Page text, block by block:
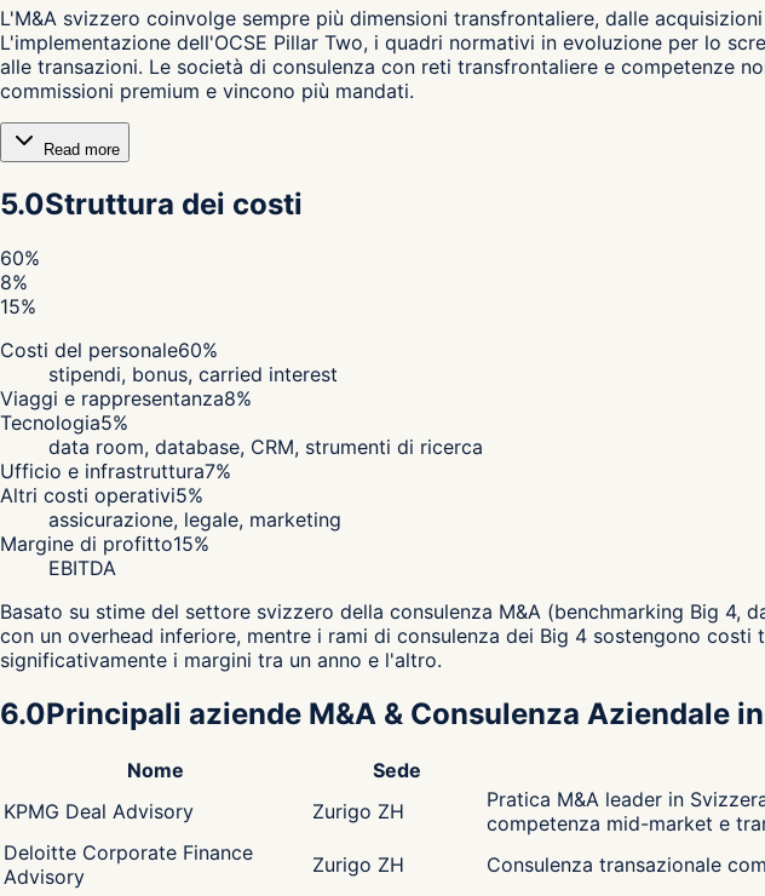
L'M&A svizzero coinvolge sempre più dimensioni transfrontaliere, dalle
L'implementazione dell'OCSE Pillar Two, i quadri normativi in evoluzione per lo
alle transazioni. Le società di consulenza con reti transfrontaliere e competenze
commissioni premium e vincono più mandati.
Read more
5.0Struttura dei costi
60%
8%
15%
Costi del personale60%
stipendi, bonus, carried interest
Viaggi e rappresentanza8%
Tecnologia5%
data room, database, CRM, strumenti di ricerca
Ufficio e infrastruttura7%
Altri costi operativi5%
assicurazione, legale, marketing
Margine di profitto15%
EBITDA
Basato su stime del settore svizzero della consulenza M&A (benchmarking Big
con un overhead inferiore, mentre i rami di consulenza dei Big 4 sostengono
significativamente i margini tra un anno e l'altro.
6.0Principali aziende M&A & Consulenza Aziendale
Nome Sede
KPMG Deal Advisory
Zurigo ZH
Pratica M&A leader in
competenza mid-market e
Deloitte Corporate Finance
Advisory
Zurigo ZH
Consulenza transazionale